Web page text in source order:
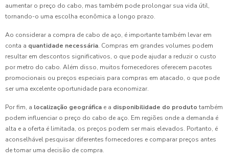
aumentar o preço do cabo, mas também pode prolongar sua vida útil,
tornando-o uma escolha econômica a longo prazo.
Ao considerar a compra de cabo de aço, é importante também levar em
conta a quantidade necessária. Compras em grandes volumes podem
resultar em descontos significativos, o que pode ajudar a reduzir o custo
por metro do cabo. Além disso, muitos fornecedores oferecem pacotes
promocionais ou preços especiais para compras em atacado, o que pode
ser uma excelente oportunidade para economizar.
Por fim, a localização geográfica e a disponibilidade do produto também
podem influenciar o preço do cabo de aço. Em regiões onde a demanda é
alta e a oferta é limitada, os preços podem ser mais elevados. Portanto, é
aconselhável pesquisar diferentes fornecedores e comparar preços antes
de tomar uma decisão de compra.